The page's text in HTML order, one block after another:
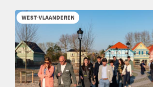
EVENT:
ART
COMMUNITY
-
MET
KUNSTENAAR
RALPH
WEST-VLAANDEREN